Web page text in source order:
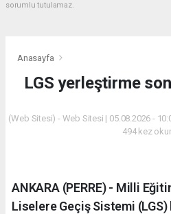
sorumlu tutulamaz.
Anasayfa
LGS yerleştirme
(Web Sitesi) - Web Sitesi | 05.08.2026 -
494 kez
ANKARA (PERRE) - Milli
Liselere Geçiş Sistemi